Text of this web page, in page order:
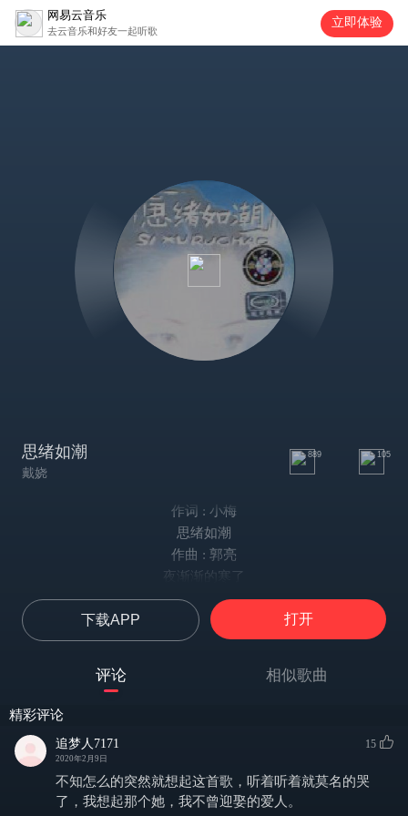
网易云音乐
去云音乐和好友一起听歌
立即体验
思绪如潮
戴娆
889 105
作词 : 小梅
思绪如潮
作曲 : 郭亮
夜渐渐的寒了
风渐渐的狂了
冬夜里守着一炉寂寥
想起了你怀中的好
对你的思念入潮
如果再一次把我拥抱
下载APP 打开
评论 相似歌曲
精彩评论
追梦人7171
2020年2月9日
15
不知怎么的突然就想起这首歌，听着听着就莫名的哭
了，我想起那个她，我不曾迎娶的爱人。